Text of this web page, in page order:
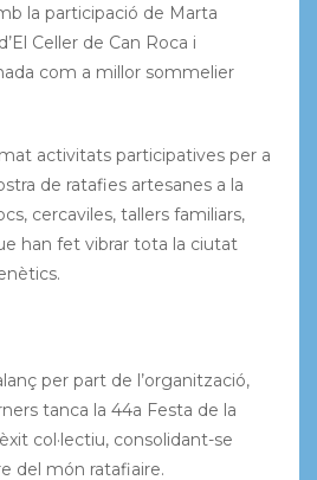
la participació de Marta
Celler de Can Roca i
com a millor sommelier
activitats participatives per a
de ratafies artesanes a la
cercaviles, tallers familiars,
han fet vibrar tota la ciutat
per part de l’organització,
tanca la 44a Festa de la
col·lectiu, consolidant-se
del món ratafiaire.